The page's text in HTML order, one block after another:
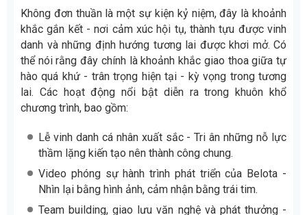
Không đơn thuần là một sự kiện kỷ niệm, đây là khoảnh
khắc gắn kết - nơi cảm xúc hội tụ, thành tựu được vinh
danh và những định hướng tương lai được khơi mở. Có
thể nói rằng đây chính là khoảnh khắc giao thoa giữa tự
hào quá khứ - trân trọng hiện tại - kỳ vọng trong tương
lai. Các hoạt động nổi bật diễn ra trong khuôn khổ
chương trình, bao gồm:
Lễ vinh danh cá nhân xuất sắc - Tri ân những nỗ lực
thầm lặng kiến tạo nên thành công chung.
Video phóng sự hành trình phát triển của Belota -
Nhìn lại bằng hình ảnh, cảm nhận bằng trái tim.
Team building, giao lưu văn nghệ và phát thưởng -